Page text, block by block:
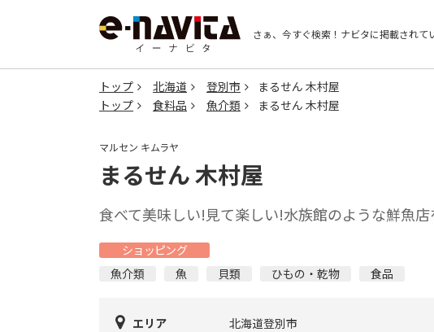
さぁ、今すぐ検索！ ナビタに掲載されて
トップ 北海道 登別市
まるせん 木村屋
トップ
食料品 魚介類 まるせん 木村屋
マルセン キムラヤ
まるせん 木村屋
食べて美味しい!見て楽しい!水族館のような鮮魚
ショッピング
魚介類
魚 貝類 ひもの・乾物 食品
エリア
北海道登別市